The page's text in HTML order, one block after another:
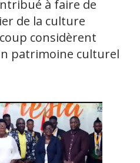
à faire de
de la culture
considèrent
patrimoine culturel